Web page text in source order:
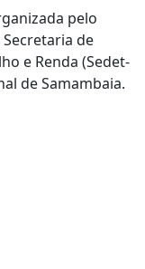
pelo
de
e Renda (Sedet-
de Samambaia.